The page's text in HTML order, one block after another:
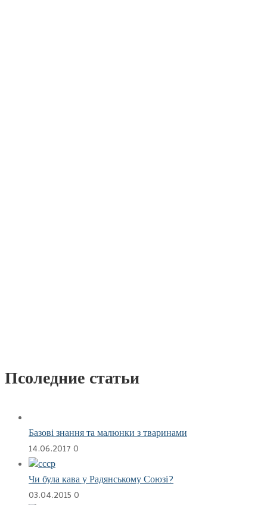
Псоледние статьи
Базові знання та малюнки з тваринами
14.06.20170
Чи була кава у Радянському Союзі?
03.04.20150